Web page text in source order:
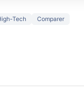
Tech Comparer